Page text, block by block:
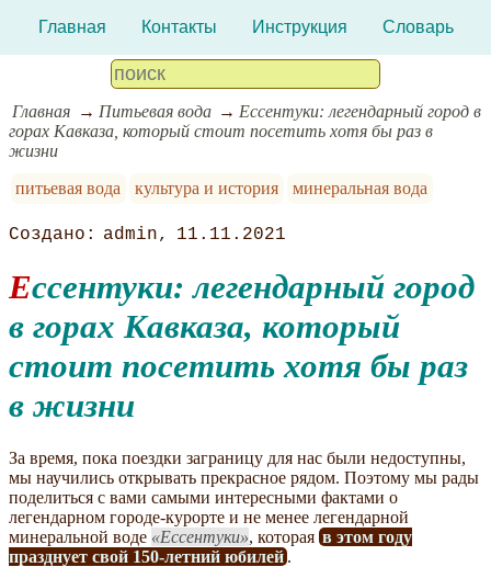
Главная Контакты Инструкция Словарь
Главная Питьевая вода
Ессентуки: легендарный город в
горах Кавказа, который стоит посетить хотя бы раз в
жизни
питьевая вода
культура и история минеральная вода
admin 11.11.2021
Ессентуки: легендарный город
в горах Кавказа, который
стоит посетить хотя бы раз
в жизни
За время, пока поездки заграницу для нас были недоступны,
мы научились открывать прекрасное рядом. Поэтому мы рады
поделиться с вами самыми интересными фактами о
легендарном городе-курорте и не менее легендарной
минеральной воде
Ессентуки , которая в этом году
празднует свой 150-летний юбилей .